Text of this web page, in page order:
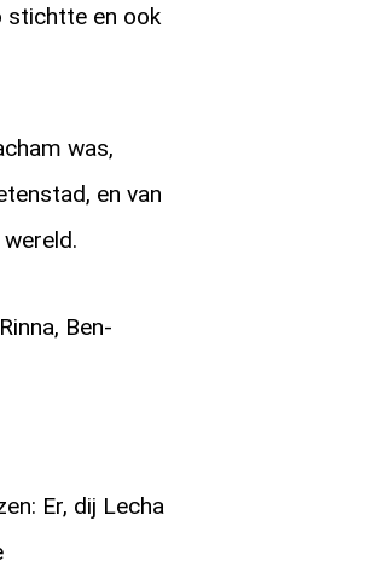
stichtte en ook
was,
en van
Ben-
Er, dij Lecha